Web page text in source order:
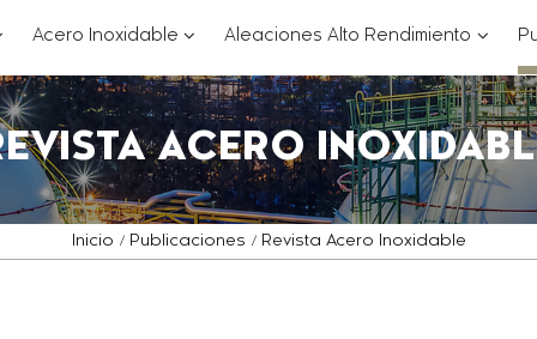
Acero Inoxidable???
Aleaciones Alto Rendimiento ???
ACERO
Inicio Publicaciones Revista Acero Inoxidable